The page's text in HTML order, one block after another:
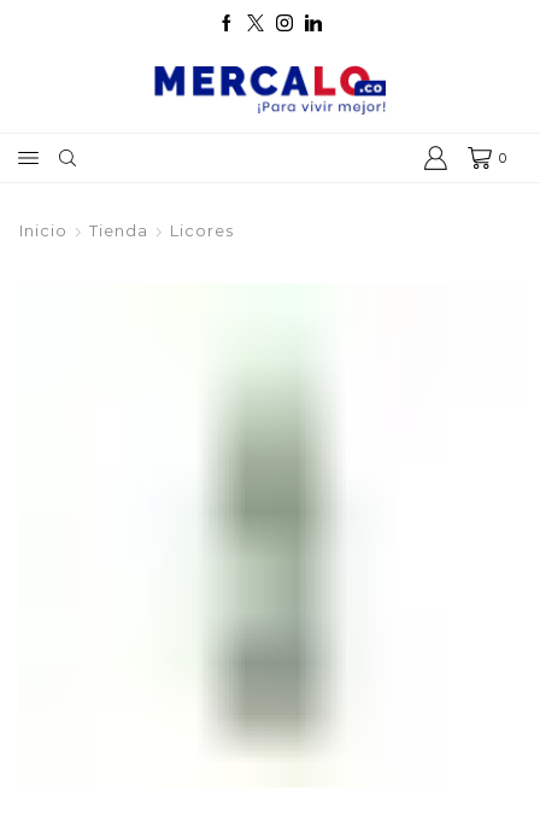
0
Inicio Tienda Licores